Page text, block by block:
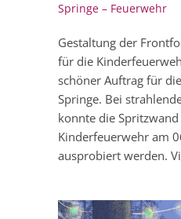
Springe – Feuerwehr
Gestaltung der
für die
schöner Auftrag für
Springe. Bei
konnte die
Kinderfeuerwehr am
ausprobiert werden.